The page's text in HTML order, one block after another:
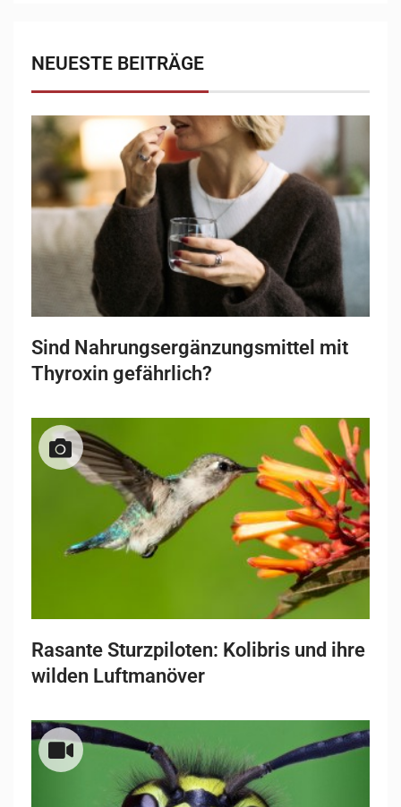
NEUESTE BEITRÄGE
Sind Nahrungsergänzungsmittel mit
Thyroxin gefährlich?
Rasante Sturzpiloten: Kolibris und ihre
wilden Luftmanöver